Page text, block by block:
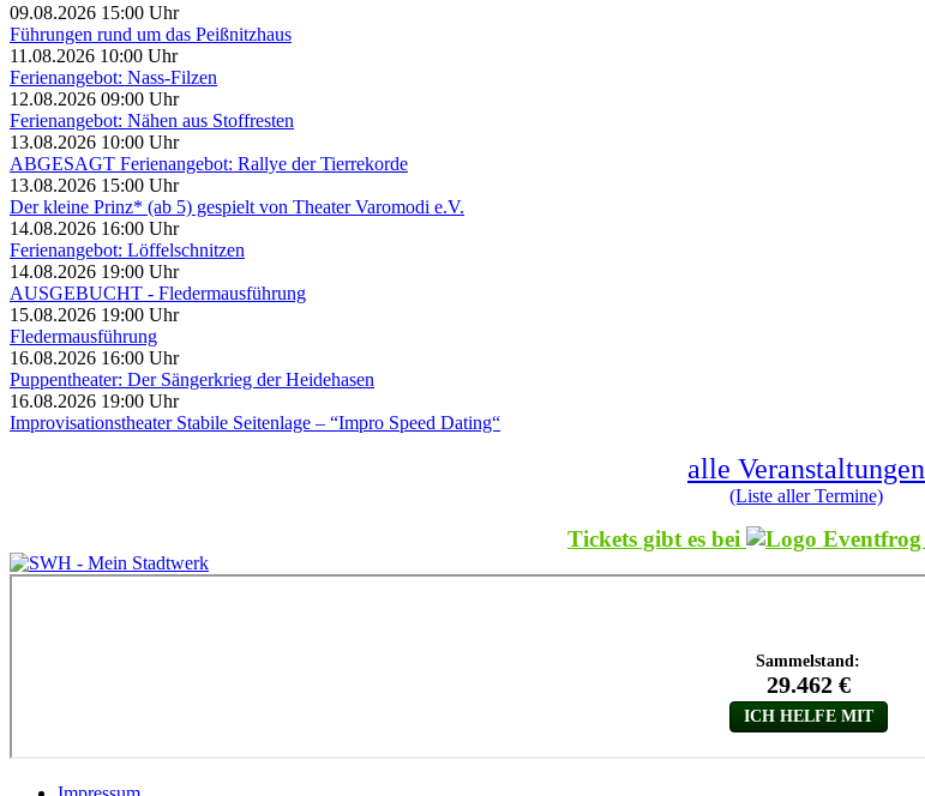
09.08.2026 15:00 Uhr
Führungen rund um das Peißnitzhaus
11.08.2026 10:00 Uhr
Ferienangebot: Nass-Filzen
12.08.2026 09:00 Uhr
Ferienangebot: Nähen aus Stoffresten
13.08.2026 10:00 Uhr
ABGESAGT Ferienangebot: Rallye der Tierrekorde
13.08.2026 15:00 Uhr
Der kleine Prinz* (ab 5) gespielt von Theater Varomodi e.V.
14.08.2026 16:00 Uhr
Ferienangebot: Löffelschnitzen
14.08.2026 19:00 Uhr
AUSGEBUCHT - Fledermausführung
15.08.2026 19:00 Uhr
Fledermausführung
16.08.2026 16:00 Uhr
Puppentheater: Der Sängerkrieg der Heidehasen
16.08.2026 19:00 Uhr
Improvisationstheater Stabile Seitenlage – “Impro Speed Dating“
alle Veranstaltungen
(Liste aller Termine)
Tickets gibt es bei